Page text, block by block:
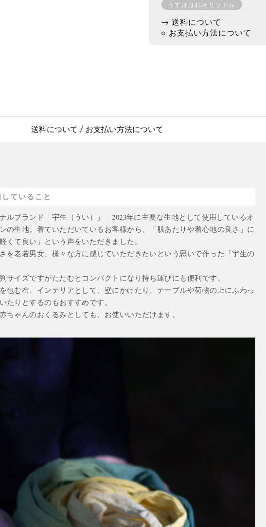
うすけはれオリジナル
→ 送料について
○ お支払い方法について
送料について / お支払い方法について
ていること
ルブランド「宇生（うい）」 2023年に主要な生地として使用しているオ
の生地。着ていただいているお客様から、「肌あたりや着心地の良さ」に
くて良い」という声をいただきました。
を老若男女、様々な方に感じていただきたいという思いで作った「宇生の
サイズですがたたむとコンパクトになり持ち運びにも便利です。
包む布、インテリアとして、壁にかけたり、テーブルや荷物の上にふわっ
たりとするのもおすすめです。
ちゃんのおくるみとしても、お使いいただけます。